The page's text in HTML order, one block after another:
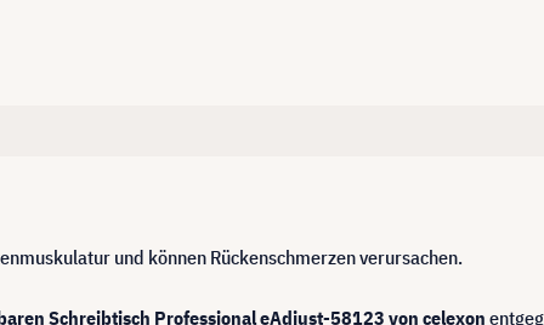
und können Rückenschmerzen verursachen.
Schreibtisch Professional eAdjust-58123 von celexon